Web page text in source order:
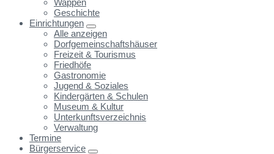
Wappen
Geschichte
Einrichtungen
Alle anzeigen
Dorfgemeinschaftshäuser
Freizeit & Tourismus
Friedhöfe
Gastronomie
Jugend & Soziales
Kindergärten & Schulen
Museum & Kultur
Unterkunftsverzeichnis
Verwaltung
Termine
Bürgerservice